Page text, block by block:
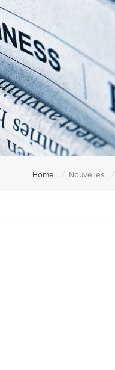
Home / Nouvelles /